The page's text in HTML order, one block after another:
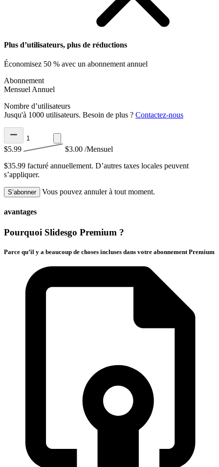
Plus d’utilisateurs, plus de réductions
Économisez 50 % avec un abonnement annuel
Abonnement
Mensuel Annuel
Nombre d’utilisateurs
Jusqu'à 1000 utilisateurs. Besoin de plus ? Contactez-nous
$5.99 $3.00 /Mensuel
$35.99 facturé annuellement. D’autres taxes locales peuvent
s’appliquer.
S’abonner Vous pouvez annuler à tout moment.
avantages
Pourquoi Slidesgo Premium ?
Parce qu’il y a beaucoup de choses incluses dans votre abonnement Premium